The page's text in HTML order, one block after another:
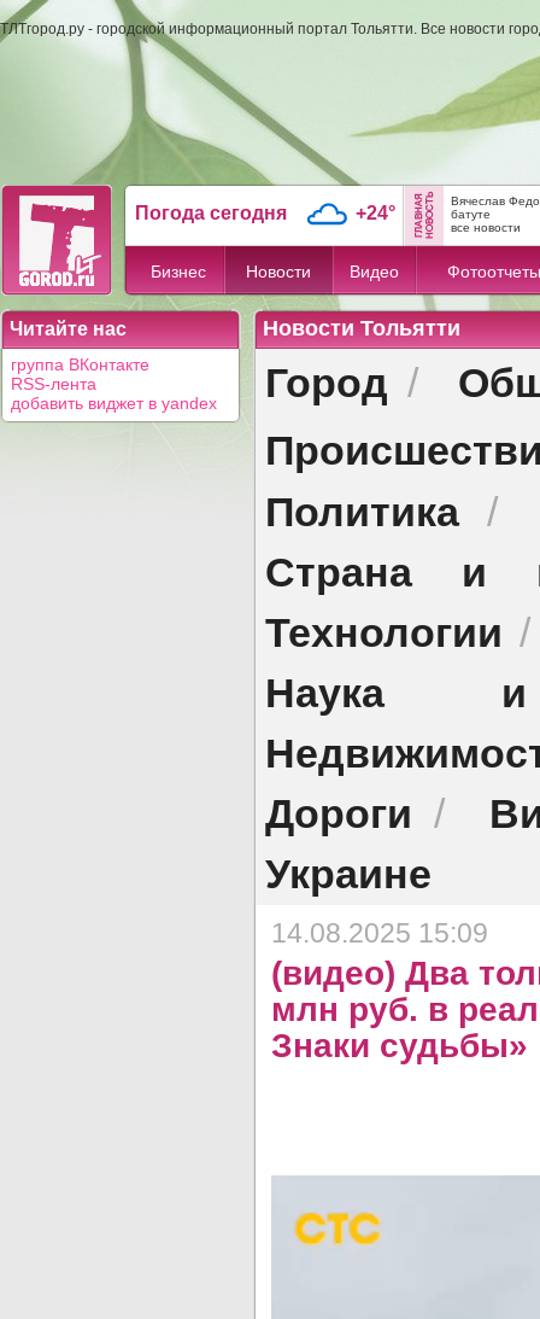
ТЛТгород.ру - городской информационный портал Тольятти. Все новости
Погода сегодня +24°
Вячеслав
батуте
все новости
Бизнес Новости Видео Фотоотчеты
Читайте нас
группа ВКонтакте
RSS-лента
добавить виджет в yandex
Новости Тольятти
Город /
Политика/
Страна и
Технологии
Наука и
Дороги /
Украине
14.08.2025 15:09
(видео) Два
млн руб. в
Знаки судьбы»